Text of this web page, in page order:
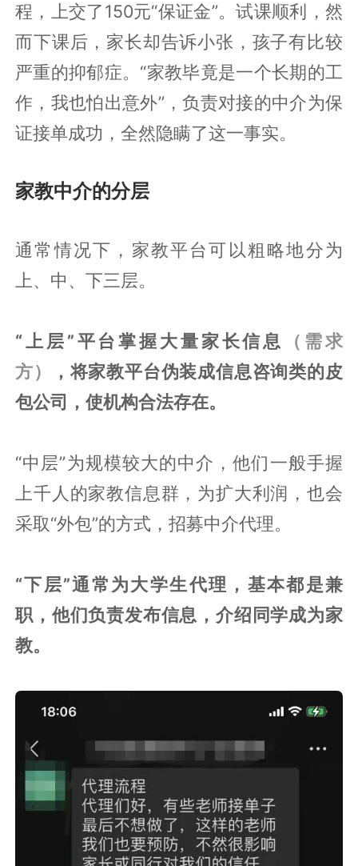
程，上交了150元“保证金”。试课顺利，然
而下课后，家长却告诉小张，孩子有比较
严重的抑郁症。“家教毕竟是一个长期的工
作，我也怕出意外”，负责对接的中介为保
证接单成功，全然隐瞒了这一事实。
家教中介的分层
通常情况下，家教平台可以粗略地分为
上、中、下三层。
“上层”平台掌握大量家长信息
（需求
方）
，将家教平台伪装成信息咨询类的皮
包公司，使机构合法存在。
“中层”为规模较大的中介，他们一般手握
上千人的家教信息群，为扩大利润，也会
采取“外包”的方式，招募中介代理。
“下层”通常为大学生代理，基本都是兼
职，他们负责发布信息，介绍同学成为家
教。